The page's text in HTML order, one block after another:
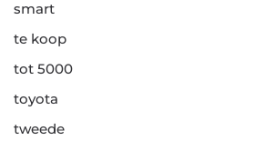
smart
te koop
tot 5000
toyota
tweede